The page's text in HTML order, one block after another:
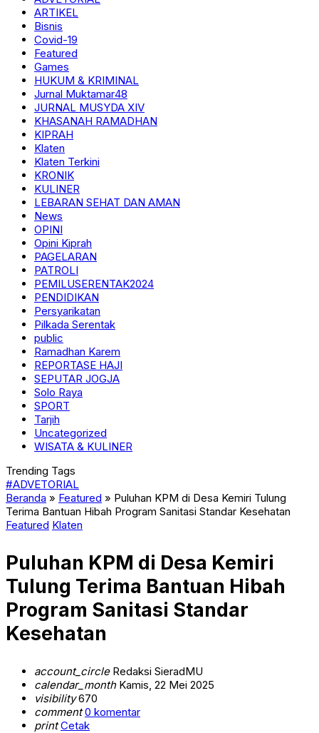
ARTIKEL
Bisnis
Covid-19
Featured
Games
HUKUM & KRIMINAL
Jurnal Muktamar48
JURNAL MUSYDA XIV
KHASANAH RAMADHAN
KIPRAH
Klaten
Klaten Terkini
KRONIK
KULINER
LEBARAN SEHAT DAN AMAN
News
OPINI
Opini Kiprah
PAGELARAN
PATROLI
PEMILUSERENTAK2024
PENDIDIKAN
Persyarikatan
Pilkada Serentak
public
Ramadhan Karem
REPORTASE HAJI
SEPUTAR JOGJA
Solo Raya
SPORT
Tarjih
Uncategorized
WISATA & KULINER
Trending Tags
#ADVETORIAL
Beranda » Featured » Puluhan KPM di Desa Kemiri Tulung
Terima Bantuan Hibah Program Sanitasi Standar Kesehatan
Featured Klaten
Puluhan KPM di Desa Kemiri
Tulung Terima Bantuan Hibah
Program Sanitasi Standar
Kesehatan
account_circleRedaksi SieradMU
calendar_monthKamis, 22 Mei 2025
visibility670
comment 0 komentar
print Cetak